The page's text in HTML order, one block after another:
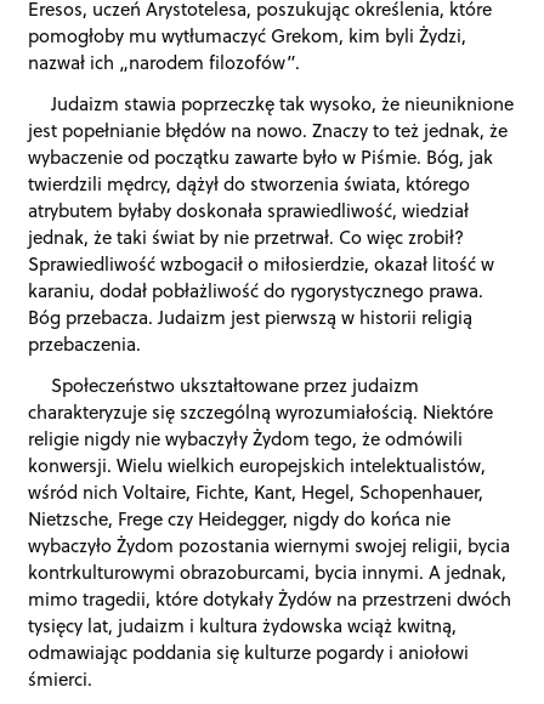
Eresos, uczeń Arystotelesa, poszukując określenia, które
pomogłoby mu wytłumaczyć Grekom, kim byli Żydzi,
nazwał ich „narodem filozofów”.
Judaizm stawia poprzeczkę tak wysoko, że nieuniknione
jest popełnianie błędów na nowo. Znaczy to też jednak, że
wybaczenie od początku zawarte było w Piśmie. Bóg, jak
twierdzili mędrcy, dążył do stworzenia świata, którego
atrybutem byłaby doskonała sprawiedliwość, wiedział
jednak, że taki świat by nie przetrwał. Co więc zrobił?
Sprawiedliwość wzbogacił o miłosierdzie, okazał litość w
karaniu, dodał pobłażliwość do rygorystycznego prawa.
Bóg przebacza. Judaizm jest pierwszą w historii religią
przebaczenia.
Społeczeństwo ukształtowane przez judaizm
charakteryzuje się szczególną wyrozumiałością. Niektóre
religie nigdy nie wybaczyły Żydom tego, że odmówili
konwersji. Wielu wielkich europejskich intelektualistów,
wśród nich Voltaire, Fichte, Kant, Hegel, Schopenhauer,
Nietzsche, Frege czy Heidegger, nigdy do końca nie
wybaczyło Żydom pozostania wiernymi swojej religii, bycia
kontrkulturowymi obrazoburcami, bycia innymi. A jednak,
mimo tragedii, które dotykały Żydów na przestrzeni dwóch
tysięcy lat, judaizm i kultura żydowska wciąż kwitną,
odmawiając poddania się kulturze pogardy i aniołowi
śmierci.